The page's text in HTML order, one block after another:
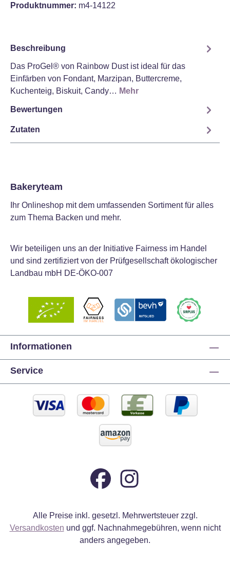
Produktnummer: m4-14122
Beschreibung
Das ProGel® von Rainbow Dust ist ideal für das
Einfärben von Fondant, Marzipan, Buttercreme,
Kuchenteig, Biskuit, Candy… Mehr
Bewertungen
Zutaten
Bakeryteam
Ihr Onlineshop mit dem umfassenden Sortiment für alles
zum Thema Backen und mehr.
Wir beteiligen uns an der Initiative Fairness im Handel
und sind zertifiziert von der Prüfgesellschaft ökologischer
Landbau mbH DE-ÖKO-007
Informationen
Service
Alle Preise inkl. gesetzl. Mehrwertsteuer zzgl.
Versandkosten und ggf. Nachnahmegebühren, wenn nicht
anders angegeben.